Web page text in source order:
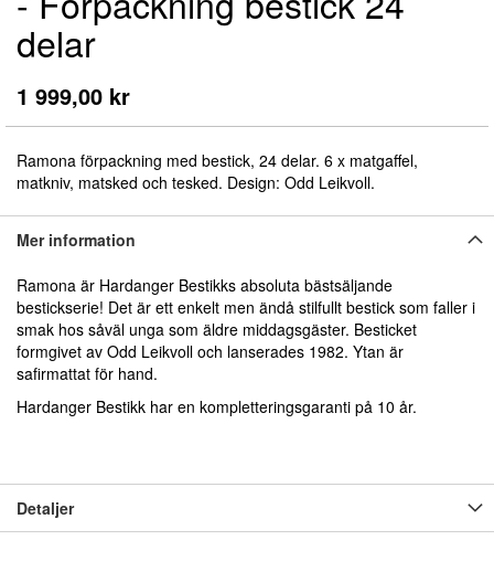
delar
1 999,00 kr
Ramona förpackning med bestick, 24 delar. 6 x matgaffel,
matkniv, matsked och tesked. Design: Odd Leikvoll.
bildgalleriet
Mer information
Ramona är Hardanger Bestikks absoluta bästsäljande
bestickserie! Det är ett enkelt men ändå stilfullt bestick som faller i
smak hos såväl unga som äldre middagsgäster. Besticket
formgivet av Odd Leikvoll och lanserades 1982. Ytan är
safirmattat för hand.
Hardanger Bestikk har en kompletteringsgaranti på 10 år.
Detaljer